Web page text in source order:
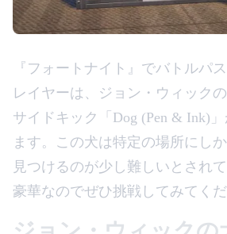
『フォートナイト』でバトルパ
レイヤーは、ジョン・ウィック
サイドキック「Dog (Pen & Ink)
ます。この犬は特定の場所にし
見つけるのが少し難しいとされ
豪華なのでぜひ挑戦してみてくだ